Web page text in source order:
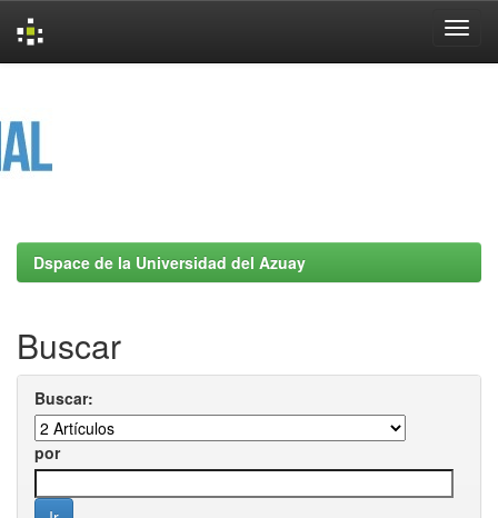
Dspace de la Universidad del Azuay
Buscar
Buscar:
por